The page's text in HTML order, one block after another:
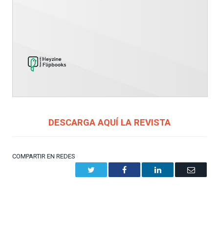
DESCARGA AQUÍ LA REVISTA
COMPARTIR EN REDES
Facebook LinkedIn Email